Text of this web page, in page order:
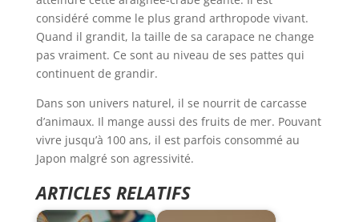
considéré comme le plus grand arthropode vivant.
Quand il grandit, la taille de sa carapace ne change
pas vraiment. Ce sont au niveau de ses pattes qui
continuent de grandir.
Dans son univers naturel, il se nourrit de carcasse
d’animaux. Il mange aussi des fruits de mer. Pouvant
vivre jusqu’à 100 ans, il est parfois consommé au
Japon malgré son agressivité.
ARTICLES RELATIFS